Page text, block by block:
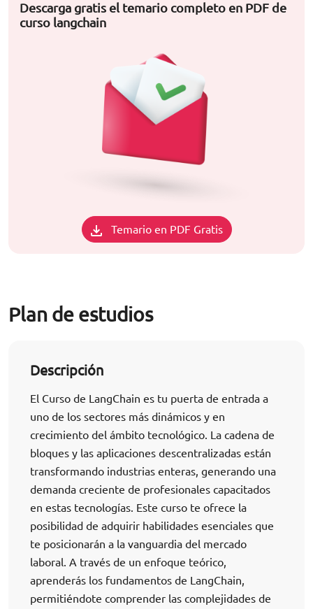
Descarga gratis el temario completo en PDF de
curso langchain
Temario en PDF Gratis
Plan de estudios
Descripción
El Curso de LangChain es tu puerta de entrada a
uno de los sectores más dinámicos y en
crecimiento del ámbito tecnológico. La cadena de
bloques y las aplicaciones descentralizadas están
transformando industrias enteras, generando una
demanda creciente de profesionales capacitados
en estas tecnologías. Este curso te ofrece la
posibilidad de adquirir habilidades esenciales que
te posicionarán a la vanguardia del mercado
laboral. A través de un enfoque teórico,
aprenderás los fundamentos de LangChain,
permitiéndote comprender las complejidades de